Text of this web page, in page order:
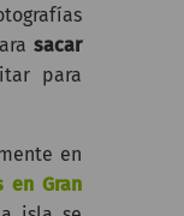
sacar
para
en
en Gran